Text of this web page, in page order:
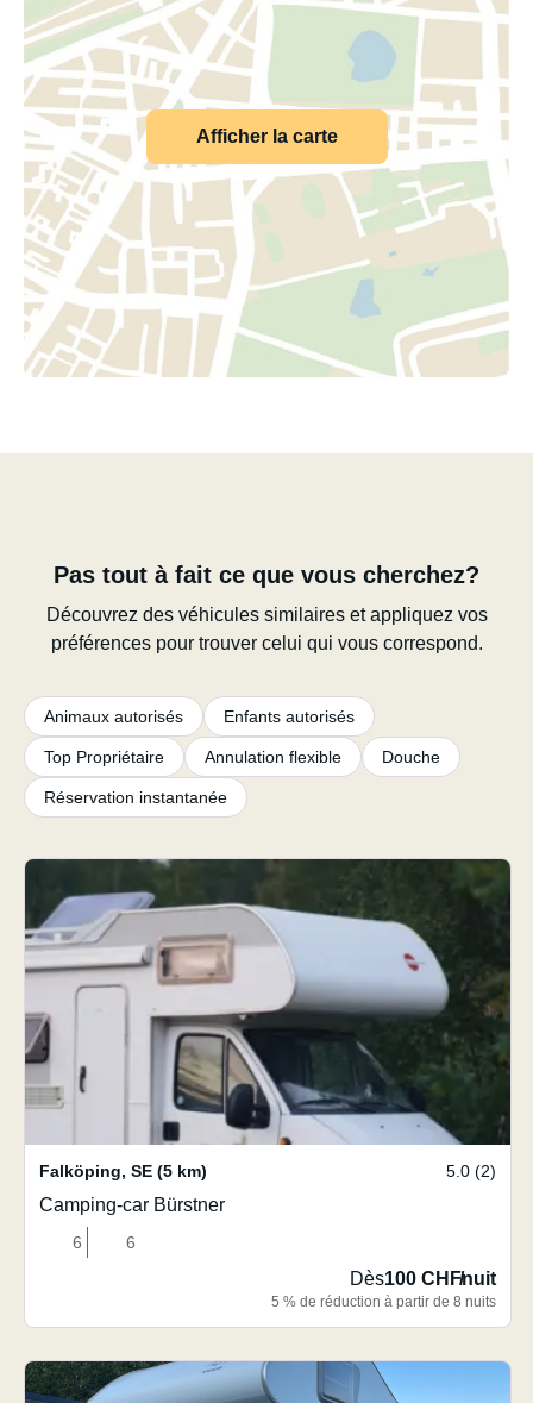
Afficher la carte
Pas tout à fait ce que vous cherchez?
Découvrez des véhicules similaires et appliquez vos
préférences pour trouver celui qui vous correspond.
Animaux autorisés Enfants autorisés
Top Propriétaire Annulation flexible Douche
Réservation instantanée
Falköping, SE (5 km) 5.0 (2)
Camping-car Bürstner
6 6
Dès100 CHF/nuit
5 % de réduction à partir de 8 nuits